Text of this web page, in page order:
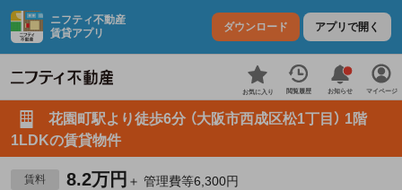
ニフティ不動産
賃貸アプリ
ダウンロード アプリで開く
お気に入り 閲覧履歴 お知らせ マイページ
花園町駅より徒歩6分 （大阪市西成区松1丁目） 1階
1LDKの賃貸物件
賃料 8.2万円 ＋ 管理費等6,300円